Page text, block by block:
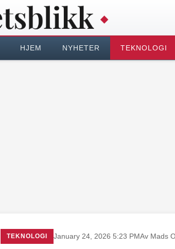
HJEM NYHETER TEKNOLOGI
TEKNOLOGI January 24, 2026 5:23 PMAv Mads